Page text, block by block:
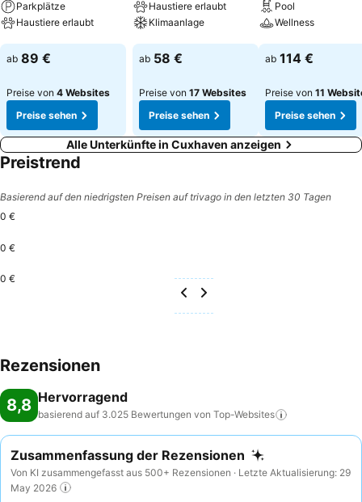
Parkplätze
Haustiere erlaubt
Preise sehen
ab 89 €
Preise von 4 Websites
Preise sehen
Haustiere erlaubt
Klimaanlage
Preise sehen
ab 58 €
Preise von 17 Websites
Preise sehen
Pool
Wellness
Preise sehen
ab 114 €
Preise von 11
Preise sehen
Alle Unterkünfte in Cuxhaven anzeigen
Preistrend
Basierend auf den niedrigsten Preisen auf trivago in den letzten 30 Tagen
0 €
0 €
0 €
Rezensionen
8,8 Hervorragend
basierend auf 3.025 Bewertungen von Top-Websites
Zusammenfassung der Rezensionen
Von KI zusammengefasst aus 500+ Rezensionen · Letzte Aktualisierung: 29
May 2026